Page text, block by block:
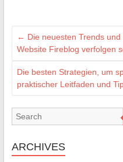
← Die neuesten Trends
Website Fireblog verfolgen
Die besten Strategien, um
praktischer Leitfaden und
ARCHIVES